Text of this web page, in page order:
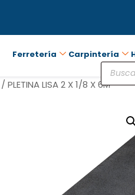
Ferretería Carpintería
/ PLETINA LISA 2 X 1/8 X 6M